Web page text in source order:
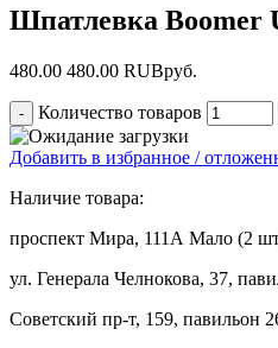
Шпатлевка Boomer
480.00 480.00 RUBруб.
Количество товаров
Добавить в избранное /
Наличие товара:
проспект Мира, 111А Мало (2
ул. Генерала Челнокова, 37,
Советский пр-т, 159, павильон